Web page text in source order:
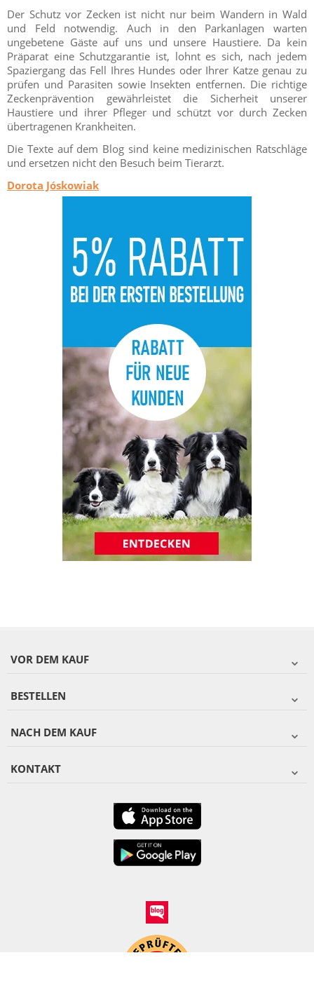
Der Schutz vor Zecken ist nicht nur beim Wandern in Wald
und Feld notwendig. Auch in den Parkanlagen warten
ungebetene Gäste auf uns und unsere Haustiere. Da kein
Präparat eine Schutzgarantie ist, lohnt es sich, nach jedem
Spaziergang das Fell Ihres Hundes oder Ihrer Katze genau zu
prüfen und Parasiten sowie Insekten entfernen. Die richtige
Zeckenprävention gewährleistet die Sicherheit unserer
Haustiere und ihrer Pfleger und schützt vor durch Zecken
übertragenen Krankheiten.
Die Texte auf dem Blog sind keine medizinischen Ratschläge
und ersetzen nicht den Besuch beim Tierarzt.
Dorota Jóskowiak
VOR DEM KAUF
BESTELLEN
NACH DEM KAUF
KONTAKT